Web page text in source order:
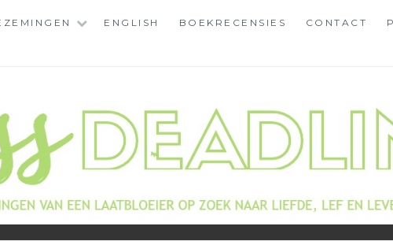
ENGLISH BOEKRECENSIES CONTACT